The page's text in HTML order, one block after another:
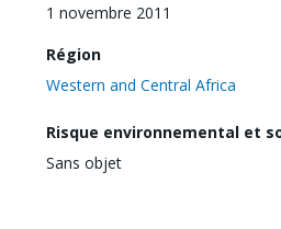
1 novembre 2011
Région
Western and Central Africa
Risque environnemental et
Sans objet